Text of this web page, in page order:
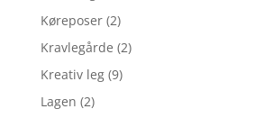
Køreposer (2)
Kravlegårde (2)
Kreativ leg (9)
Lagen (2)